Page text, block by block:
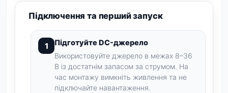
Підключення та перший запуск
Підготуйте DC-джерело
Використовуйте джерело в межах 8–36
В із достатнім запасом за струмом. На
час монтажу вимкніть живлення та не
підключайте навантаження.